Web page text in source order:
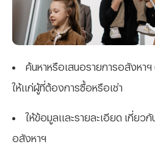
ค้นหาหรือเสนอรายการอสังหาฯ
ให้แก่ผู้ที่ต้องการซื้อหรือเช่า
ให้ข้อมูลและรายละเอียด เกี่ยว
อสังหาฯ